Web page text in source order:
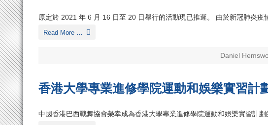
原定於 2021 年 6 月 16 日至 20 日舉行的活動現已推遲。 由於新冠肺炎疫
Read More …
Daniel
香港大學專業進修學院運動和娛樂實習計
中國香港巴西戰舞協會榮幸成為香港大學專業進修學院運動和娛樂實習計